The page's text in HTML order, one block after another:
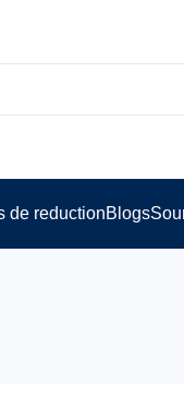
de reductionBlogs